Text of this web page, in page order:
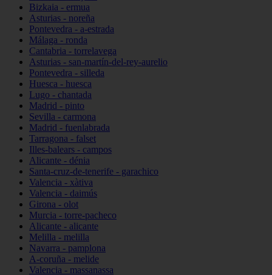
Bizkaia - ermua
Asturias - noreña
Pontevedra - a-estrada
Málaga - ronda
Cantabria - torrelavega
Asturias - san-martín-del-rey-aurelio
Pontevedra - silleda
Huesca - huesca
Lugo - chantada
Madrid - pinto
Sevilla - carmona
Madrid - fuenlabrada
Tarragona - falset
Illes-balears - campos
Alicante - dénia
Santa-cruz-de-tenerife - garachico
Valencia - xàtiva
Valencia - daimús
Girona - olot
Murcia - torre-pacheco
Alicante - alicante
Melilla - melilla
Navarra - pamplona
A-coruña - melide
Valencia - massanassa